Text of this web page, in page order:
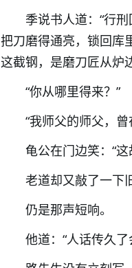
季说书人道：“行
把刀磨得通亮，锁回库
这截钢，是磨刀匠从炉
“你从哪里得来？”
“我师父的师父，
龟公在门边笑：“
老道却又敲了一下
仍是那声短响。
他道：“人话传久